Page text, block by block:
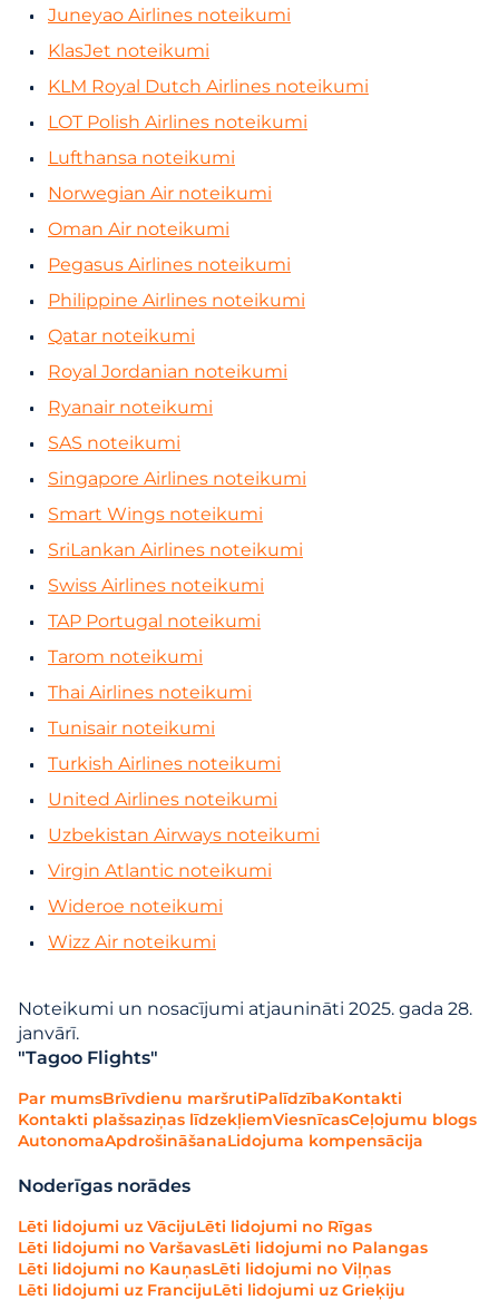
Juneyao Airlines noteikumi
KlasJet noteikumi
KLM Royal Dutch Airlines noteikumi
LOT Polish Airlines noteikumi
Lufthansa noteikumi
Norwegian Air noteikumi
Oman Air noteikumi
Pegasus Airlines noteikumi
Philippine Airlines noteikumi
Qatar noteikumi
Royal Jordanian noteikumi
Ryanair noteikumi
SAS noteikumi
Singapore Airlines noteikumi
Smart Wings noteikumi
SriLankan Airlines noteikumi
Swiss Airlines noteikumi
TAP Portugal noteikumi
Tarom noteikumi
Thai Airlines noteikumi
Tunisair noteikumi
Turkish Airlines noteikumi
United Airlines noteikumi
Uzbekistan Airways noteikumi
Virgin Atlantic noteikumi
Wideroe noteikumi
Wizz Air noteikumi
Noteikumi un nosacījumi atjaunināti 2025. gada 28.
janvārī.
"Tagoo Flights"
Par mumsBrīvdienu maršrutiPalīdzībaKontakti
Kontakti plašsaziņas līdzekļiemViesnīcasCeļojumu blogs
AutonomaApdrošināšanaLidojuma kompensācija
Noderīgas norādes
Lēti lidojumi uz VācijuLēti lidojumi no Rīgas
Lēti lidojumi no VaršavasLēti lidojumi no Palangas
Lēti lidojumi no KauņasLēti lidojumi no Viļņas
Lēti lidojumi uz FrancijuLēti lidojumi uz Grieķiju